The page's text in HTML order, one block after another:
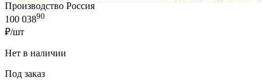
Производство Россия
100 03890
₽/шт
Нет в наличии
Под заказ